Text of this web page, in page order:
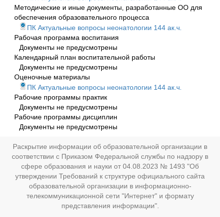
Методические и иные документы, разработанные ОО для
обеспечения образовательного процесса
ПК Актуальные вопросы неонатологии 144 ак.ч.
Рабочая программа воспитания
Документы не предусмотрены
Календарный план воспитательной работы
Документы не предусмотрены
Оценочные материалы
ПК Актуальные вопросы неонатологии 144 ак.ч.
Рабочие программы практик
Документы не предусмотрены
Рабочие программы дисциплин
Документы не предусмотрены
Раскрытие информации об образовательной организации в
соответствии с Приказом Федеральной службы по надзору в
сфере образования и науки от 04.08.2023 № 1493 "Об
утверждении Требований к структуре официального сайта
образовательной организации в информационно-
телекоммуникационной сети "Интернет" и формату
представления информации".